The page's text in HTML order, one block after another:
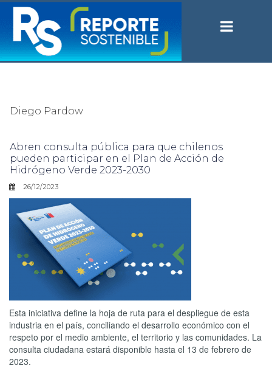
Diego Pardow
Abren consulta pública para que chilenos
pueden participar en el Plan de Acción de
Hidrógeno Verde 2023-2030
26/12/2023
Esta iniciativa define la hoja de ruta para el despliegue de esta
industria en el país, conciliando el desarrollo económico con el
respeto por el medio ambiente, el territorio y las comunidades. La
consulta ciudadana estará disponible hasta el 13 de febrero de
2023.